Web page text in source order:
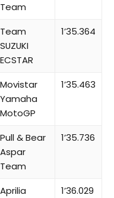
Team
Team
SUZUKI
ECSTAR
1’35.364
Movistar
Yamaha
MotoGP
1’35.463
Pull & Bear
Aspar
Team
1’35.736
Aprilia
1’36.029